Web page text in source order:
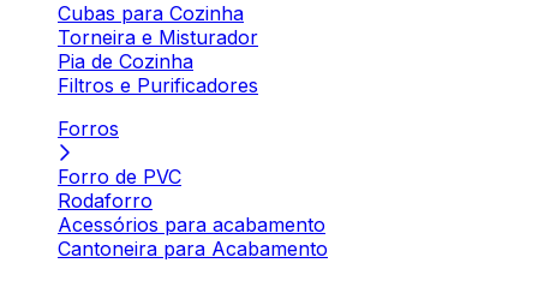
Cubas para Cozinha
Torneira e Misturador
Pia de Cozinha
Filtros e Purificadores
Forros
Forro de PVC
Rodaforro
Acessórios para acabamento
Cantoneira para Acabamento